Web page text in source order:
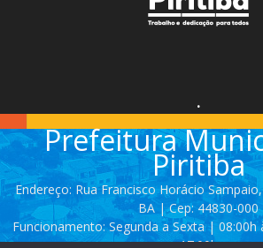
.
Prefeitura
Piritiba
Endereço: Rua Francisco Horácio
BA | Cep: 44830-000
Funcionamento: Segunda a Sexta | 08:00h